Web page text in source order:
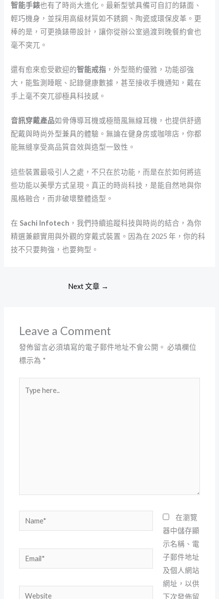
智能手錶也有了時尚大進化。最新型號具備可自訂的錶面、
輕巧機身，並採用高級材質如不銹鋼、陶瓷或環保皮革。更
棒的是，可更換錶帶設計，讓你從辦公室過渡到晚餐約會也
毫不突兀。
還有愈來愈受歡迎的智能戒指 ，外型簡約優雅，功能卻強
大，能監測睡眠、記錄健康數據，甚至接收手機通知，戴在
手上毫不突兀卻極具科技感。
音訊穿戴產品如骨傳導耳機或極簡風無線耳機，也提供舒適
配戴與時尚外型兼具的體驗。無論在健身房或咖啡店，你都
能無縫享受高品質音效與造型一致性。
這些裝置最吸引人之處，不只在於功能，而是在於如何將這
些功能以美學方式呈現。真正的時尚科技，是能自然地與你
風格融合，而非破壞整體造型。
在Sachi Infotech ，我們持續追蹤科技與時尚的結合，為你
精選兼顧實用與外觀的穿戴式裝置。因為在 2025 年，你的科
技不只要夠強，也要夠型。
Next 文章 →
Leave a Comment
發佈留言必須填寫的電子郵件地址不會公開。 必填欄位
標示為 *
here..
Name*
Email*
Website
在瀏覽
器中儲存顯
示名稱、電
子郵件地址
及個人網站
網址，以供
下次發佈留